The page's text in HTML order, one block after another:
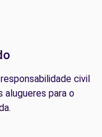
civil
para o